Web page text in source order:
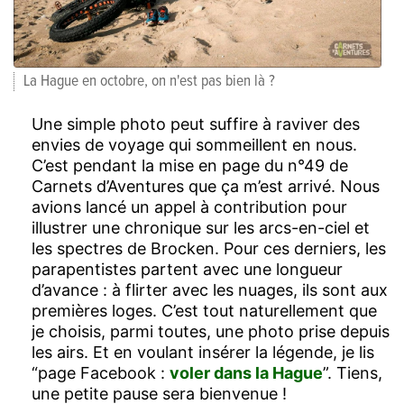
La Hague en octobre, on n'est pas bien là ?
Une simple photo peut suffire à raviver des
envies de voyage qui sommeillent en nous.
C’est pendant la mise en page du n°49 de
Carnets d’Aventures que ça m’est arrivé. Nous
avions lancé un appel à contribution pour
illustrer une chronique sur les arcs-en-ciel et
les spectres de Brocken. Pour ces derniers, les
parapentistes partent avec une longueur
d’avance : à flirter avec les nuages, ils sont aux
premières loges. C’est tout naturellement que
je choisis, parmi toutes, une photo prise depuis
les airs. Et en voulant insérer la légende, je lis
“page Facebook : voler dans la Hague”. Tiens,
une petite pause sera bienvenue !